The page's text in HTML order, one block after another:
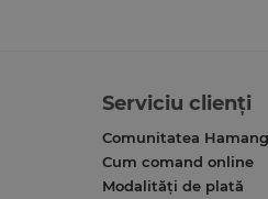
Serviciu clienți
Comunitatea
Cum comand online
Modalități de plată